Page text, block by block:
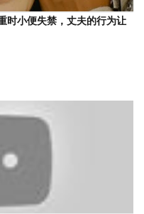
时小便失禁，丈夫的行为让